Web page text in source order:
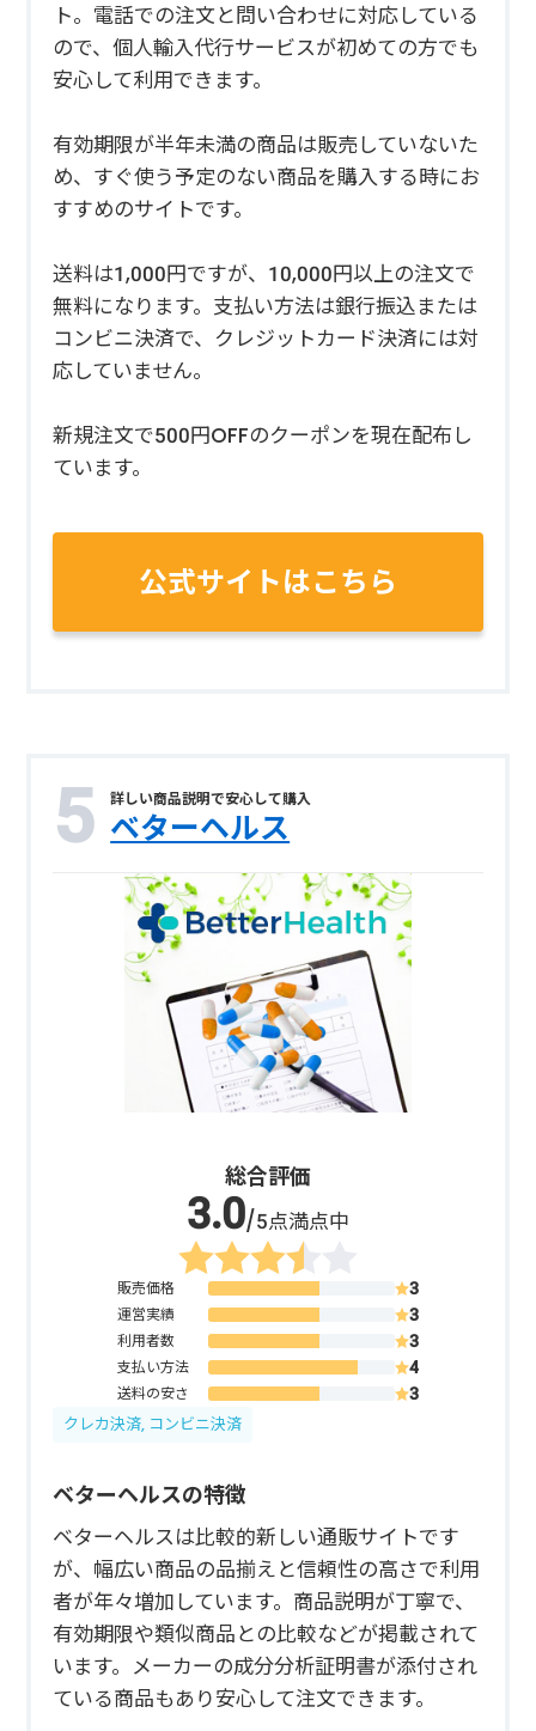
ト。電話での注文と問い合わせに対応している
ので、個人輸入代行サービスが初めての方でも
安心して利用できます。
有効期限が半年未満の商品は販売していないた
め、すぐ使う予定のない商品を購入する時にお
すすめのサイトです。
送料は1,000円ですが、10,000円以上の注文で
無料になります。支払い方法は銀行振込または
コンビニ決済で、クレジットカード決済には対
応していません。
新規注文で500円OFFのクーポンを現在配布し
ています。
公式サイトはこちら
詳しい商品説明で安心して購入
ベターヘルス
総合評価
/5点満点中
販売価格
運営実績
利用者数
支払い方法
送料の安さ
クレカ決済, コンビニ決済
ベターヘルスの特徴
ベターヘルスは比較的新しい通販サイトです
が、幅広い商品の品揃えと信頼性の高さで利用
者が年々増加しています。商品説明が丁寧で、
有効期限や類似商品との比較などが掲載されて
います。メーカーの成分分析証明書が添付され
ている商品もあり安心して注文できます。